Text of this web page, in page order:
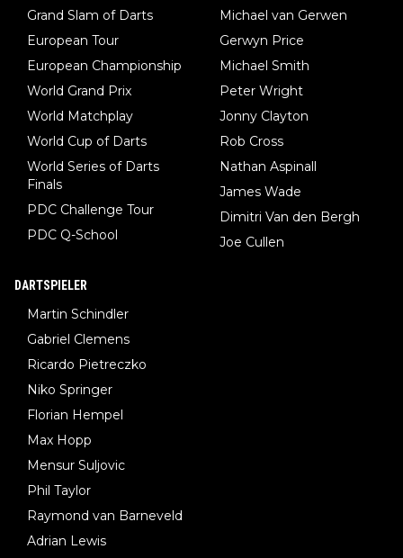
Grand Slam of Darts
European Tour
European Championship
World Grand Prix
World Matchplay
World Cup of Darts
World Series of Darts
Finals
PDC Challenge Tour
PDC Q-School
Michael van Gerwen
Gerwyn Price
Michael Smith
Peter Wright
Jonny Clayton
Rob Cross
Nathan Aspinall
James Wade
Dimitri Van den Bergh
Joe Cullen
DARTSPIELER
Martin Schindler
Gabriel Clemens
Ricardo Pietreczko
Niko Springer
Florian Hempel
Max Hopp
Mensur Suljovic
Phil Taylor
Raymond van Barneveld
Adrian Lewis